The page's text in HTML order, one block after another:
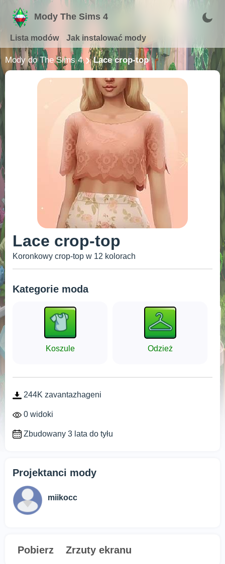
Mody The Sims 4
Lista modów Jak instalować mody
Mody do The Sims 4 Lace crop-top
Lace crop-top
Koronkowy crop-top w 12 kolorach
Kategorie moda
Koszule Odzież
244K zavantazhageni
0 widoki
Zbudowany 3 lata do tyłu
Projektanci mody
miikocc
Pobierz Zrzuty ekranu